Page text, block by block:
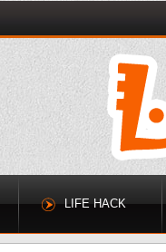
LIFE HACK